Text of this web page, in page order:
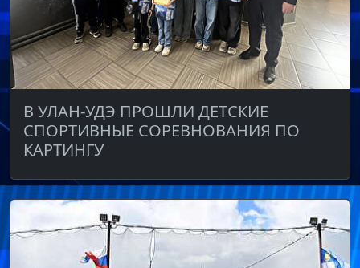
В УЛАН-УДЭ ПРОШЛИ ДЕТСКИЕ
СПОРТИВНЫЕ СОРЕВНОВАНИЯ ПО
КАРТИНГУ